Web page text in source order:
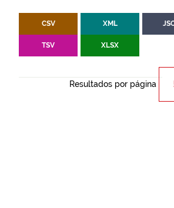
CSV XML
TSV XLSX
Resultados por página